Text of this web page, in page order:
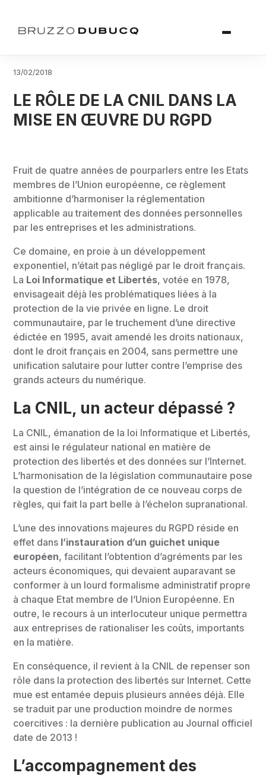
13/02/2018
LE RÔLE DE LA CNIL DANS LA
MISE EN ŒUVRE DU RGPD
Fruit de quatre années de pourparlers entre les Etats
membres de l’Union européenne, ce règlement
ambitionne d’harmoniser la réglementation
applicable au traitement des données personnelles
par les entreprises et les administrations.
Ce domaine, en proie à un développement
exponentiel, n’était pas négligé par le droit français.
La Loi Informatique et Libertés, votée en 1978,
envisageait déjà les problématiques liées à la
protection de la vie privée en ligne. Le droit
communautaire, par le truchement d’une directive
édictée en 1995, avait amendé les droits nationaux,
dont le droit français en 2004, sans permettre une
unification salutaire pour lutter contre l’emprise des
grands acteurs du numérique.
La CNIL, un acteur dépassé ?
La CNIL, émanation de la loi Informatique et Libertés,
est ainsi le régulateur national en matière de
protection des libertés et des données sur l’Internet.
L’harmonisation de la législation communautaire pose
la question de l’intégration de ce nouveau corps de
règles, qui fait la part belle à l’échelon supranational.
L’une des innovations majeures du RGPD réside en
effet dans l’instauration d’un guichet unique
européen, facilitant l’obtention d’agréments par les
acteurs économiques, qui devaient auparavant se
conformer à un lourd formalisme administratif propre
à chaque Etat membre de l’Union Européenne. En
outre, le recours à un interlocuteur unique permettra
aux entreprises de rationaliser les coûts, importants
en la matière.
En conséquence, il revient à la CNIL de repenser son
rôle dans la protection des libertés sur Internet. Cette
mue est entamée depuis plusieurs années déjà. Elle
se traduit par une production moindre de normes
coercitives : la dernière publication au Journal officiel
date de 2013 !
L’accompagnement des